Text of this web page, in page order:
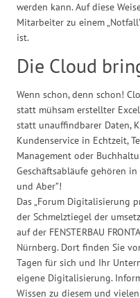
werden kann. Auf diese
Mitarbeiter zu einem
ist.
Die Cloud
Wenn schon, denn schon!
statt mühsam erstellter
statt unauffindbarer Daten,
Kundenservice in Echtzeit,
Management oder
Geschäftsabläufe gehören
und Aber”!
Das „Forum Digitalisierung
der Schmelztiegel der
auf der FENSTERBAU
Nürnberg. Dort finden Sie
Tagen für sich und Ihr
eigene Digitalisierung.
Wissen zu diesem und